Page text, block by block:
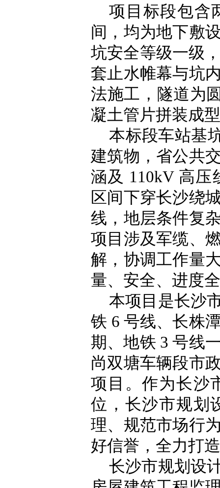
项目标段包含
间，均为地下敷
坑安全等级一级
套止水帷幕与坑
法施工，隧道为
凝土管片拼装成
本标段车站基
建筑物，省公共
涵及 110kV 高
区间下穿长沙绕
线，地层条件复
项目涉及军缆、
解，协调工作量
量、安全、进度
本项目是长沙
铁 6 号线、长株
期、地铁 3 号线
尚双塘车辆段市
项目。作为长沙
位，长沙市规划
理、规范市场行
好信誉，全力打
长沙市规划设